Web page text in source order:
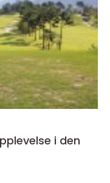
i den